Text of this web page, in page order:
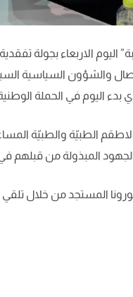
الاربعاء بجولة
والشؤون السياسية السيد
اليوم في الحملة
الطبيّة والطبيّة
الجهود المبذولة من قبلهم
المستجد من خلال تلقي